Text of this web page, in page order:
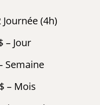
(4h)
– Jour
Semaine
– Mois